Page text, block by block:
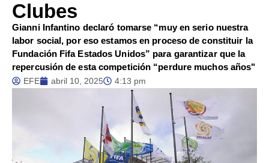
Clubes
Gianni Infantino declaró tomarse “muy en serio nuestra
labor social, por eso estamos en proceso de constituir la
Fundación Fifa Estados Unidos” para garantizar que la
repercusión de esta competición “perdure muchos años"
EFE abril 10, 2025 4:13 pm